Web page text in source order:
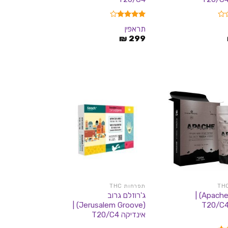
מתוך 5
תראפין
299
₪
אפאצ'י (Apache) |
תפרחות THC
ג'רוזלם גרוב
(Jerusalem Groove) |
אינדיקה T20/C4